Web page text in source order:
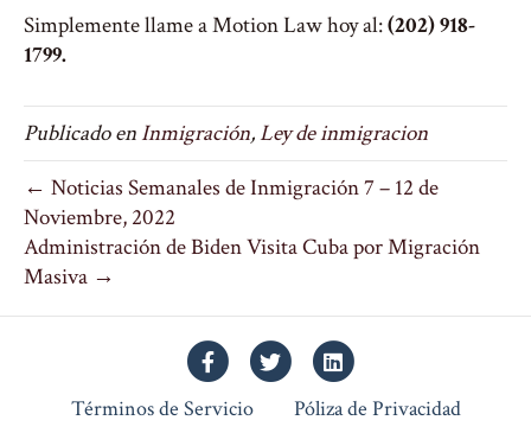
Simplemente llame a Motion Law hoy al:(202) 918-
1799.
Publicado en Inmigración,Ley de inmigracion
← Noticias Semanales de Inmigración 7 – 12 de
Noviembre, 2022
Administración de Biden Visita Cuba por Migración
Masiva →
FacebookTwitterLinkedin
Términos de Servicio
Póliza de Privacidad